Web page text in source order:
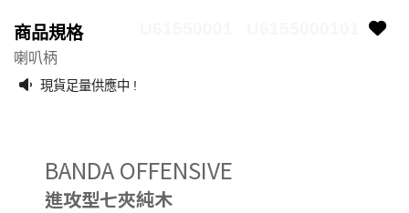
商品規格
喇叭柄
現貨足量供應中 !
BANDA OFFENSIVE
進攻型七夾純木